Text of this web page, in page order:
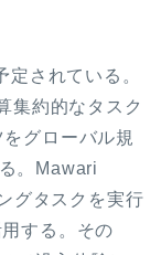
されている。
集約的なタスク
グローバル規
。Mawari
グタスクを実行
する。その